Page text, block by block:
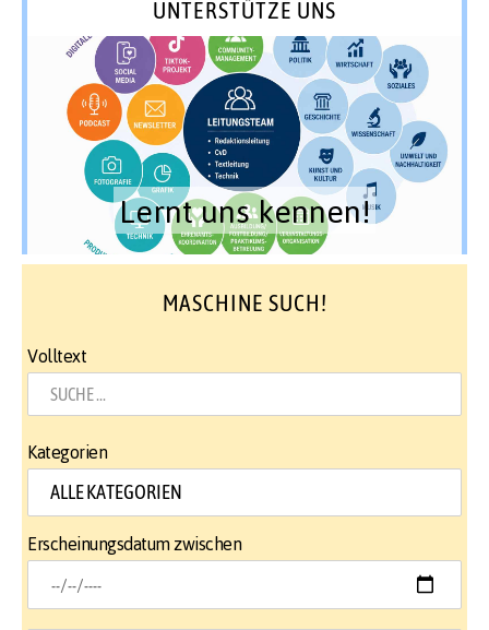
UNTERSTÜTZE UNS
Lernt uns kennen!
MASCHINE SUCH!
Volltext
Kategorien
Erscheinungsdatum zwischen